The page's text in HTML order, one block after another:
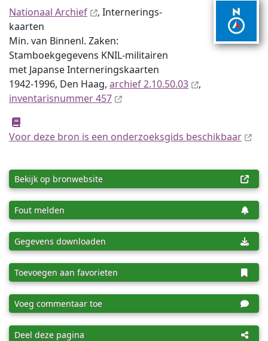
Nationaal Archief
, Internerings­
kaarten
Min. van Binnenl. Zaken:
Stamboekgegevens KNIL-militairen
met Japanse Interneringskaarten
1942-1996, Den Haag, archief 2.10.50.03
,
inventaris­num­mer 457
Voor deze bron is een onderzoeksgids beschikbaar
Bekijk op bronwebsite
Fout melden
Gegevens downloaden
Toevoegen aan favorieten
Voeg commentaar toe
Deel deze pagina